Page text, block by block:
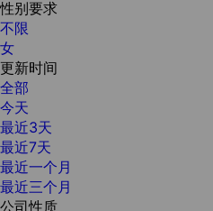
性别要求
不限
女
更新时间
全部
今天
最近3天
最近7天
最近一个月
最近三个月
公司性质